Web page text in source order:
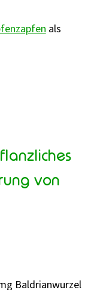
als
von
Baldrianwurzel